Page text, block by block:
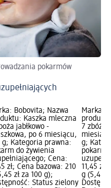
pokarmów
Bobovita; Nazwa
Kaszka mleczna
jabłkowo -
po 6 miesiącu,
g; Kategoria prawna:
do żywienia
Cena:
zł; Cena bazowa: 210
zł za 100 g);
Status zielony
Marka:
7 zbóż
g;
pokarm
11,45
g (5,45